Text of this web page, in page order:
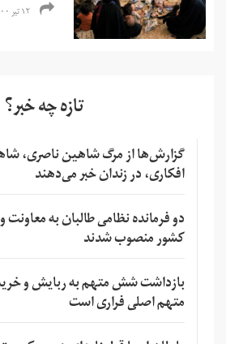
۱۲ تیر ۱۴۰۰
تازه چه خبر؟
گزارش‌ها از مرگ شاهین ناصری،
افکاری، در زندان خبر می‌دهند
دو فرمانده نظامی طالبان به
کشور منصوب شدند
بازداشت شش متهم به ربایش و
متهم اصلی فراری است